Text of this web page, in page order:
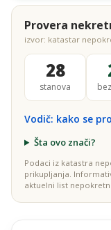
Provera
izvor: katastar
28
stanova
Vodič: kako se
Šta ovo znači?
Podaci iz katastra
prikupljanja.
aktuelni list